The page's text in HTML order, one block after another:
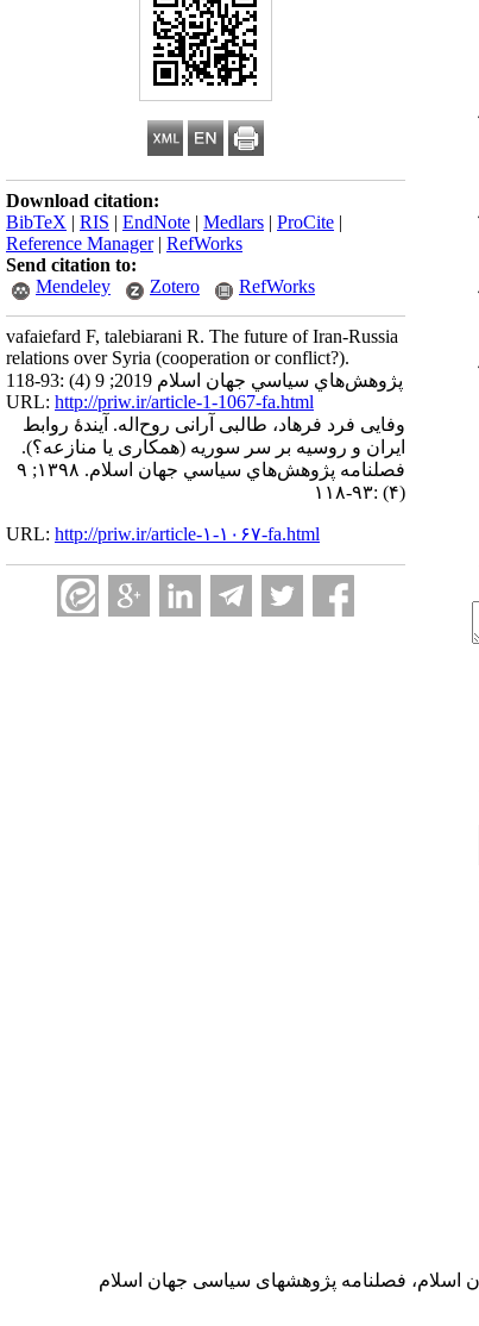
Download citation:
BibTeX | RIS | EndNote | Medlars | ProCite |
Reference Manager| RefWorks
Send citation to:
Mendeley
Zotero RefWorks
vafaiefard F, talebiarani R. The future of Iran-Russia
relations over Syria (cooperation or conflict?).
پژوهش‌هاي سياسي جهان اسلام 2019; 9 (4) :93-118
URL: http://priw.ir/article-1-1067-fa.html
وفایی فرد فرهاد، طالبی آرانی روح‌اله. آیندهٔ روابط
ایران و روسیه بر سر سوریه (همکاری یا منازعه؟).
فصلنامه پژوهش‌هاي سياسي جهان اسلام. ۱۳۹۸; ۹
(۴) :۹۳-۱۱۸
URL: http://priw.ir/article-۱-۱۰۶۷-fa.html